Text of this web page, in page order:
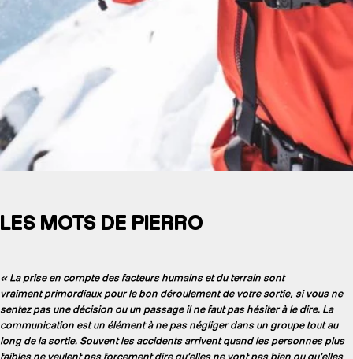
LES MOTS DE PIERRO
« La prise en compte des facteurs humains et du terrain sont
vraiment primordiaux pour le bon déroulement de votre sortie, si vous ne
sentez pas une décision ou un passage il ne faut pas hésiter à le dire. La
communication est un élément à ne pas négliger dans un groupe tout au
long de la sortie. Souvent les accidents arrivent quand les personnes plus
faibles ne veulent pas forcement dire qu’elles ne vont pas bien ou qu’elles